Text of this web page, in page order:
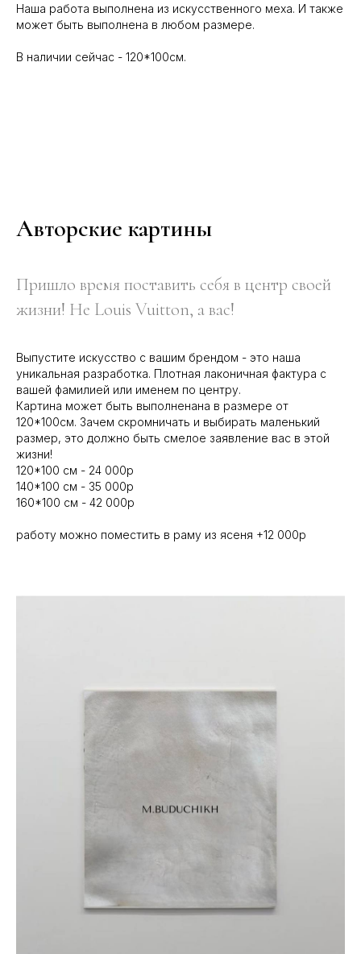
Наша работа выполнена из искусственного меха. И также
может быть выполнена в любом размере.
В наличии сейчас - 120*100см.
Авторские картины
Пришло время поставить себя в центр своей
жизни! Не Louis Vuitton, а вас!
Выпустите искусство с вашим брендом - это наша
уникальная разработка. Плотная лаконичная фактура с
вашей фамилией или именем по центру.
Картина может быть выполненана в размере от
120*100см. Зачем скромничать и выбирать маленький
размер, это должно быть смелое заявление вас в этой
жизни!
120*100 см - 24 000р
140*100 см - 35 000р
160*100 см - 42 000р
работу можно поместить в раму из ясеня +12 000р